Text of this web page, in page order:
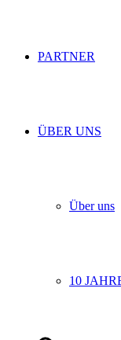
PARTNER
ÜBER UNS
Über uns
10